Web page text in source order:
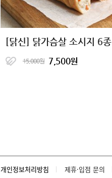
[닭신] 닭가슴살 소시지 6종
15,000원 7,500원
개인정보처리방침 제휴·입점 문의